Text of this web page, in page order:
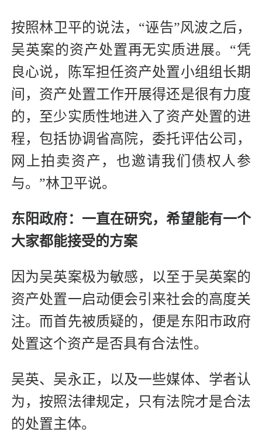
按照林卫平的说法，“诬告”风波之后，
吴英案的资产处置再无实质进展。“凭
良心说，陈军担任资产处置小组组长期
间，资产处置工作开展得还是很有力度
的，至少实质性地进入了资产处置的进
程，包括协调省高院，委托评估公司，
网上拍卖资产，也邀请我们债权人参
与。”林卫平说。
东阳政府：一直在研究，希望能有一个
大家都能接受的方案
因为吴英案极为敏感，以至于吴英案的
资产处置一启动便会引来社会的高度关
注。而首先被质疑的，便是东阳市政府
处置这个资产是否具有合法性。
吴英、吴永正，以及一些媒体、学者认
为，按照法律规定，只有法院才是合法
的处置主体。